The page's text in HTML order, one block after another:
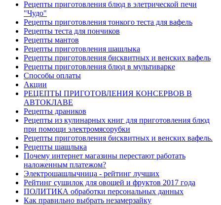
Рецепты приготовления блюд в элетрической печи
"Чудо"
Рецепты приготовления тонкого теста для вафель
Рецепты теста для пончиков
Рецепты мантов
Рецепты приготовления шашлыка
Рецепты приготовления бисквитных и венских вафель
Рецепты приготовления блюд в мультиварке
Способы оплаты
Акции
РЕЦЕПТЫ ПРИГОТОВЛЕНИЯ КОНСЕРВОВ В
АВТОКЛАВЕ
Рецепты драников
Рецепты из кулинарных книг для приготовления блюд
при помощи электромясорубки
Рецепты приготовления бисквитных и венских вафель.
Рецепты шашлыка
Почему интернет магазины перестают работать
наложенным платежом?
Электрошашлычница - рейтинг лучших
Рейтинг сушилок для овощей и фруктов 2017 года
ПОЛИТИКА обработки персональных данных
Как правильно выбрать незамерзайку